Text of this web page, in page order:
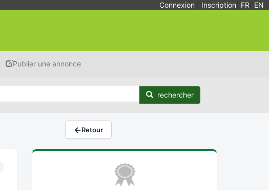
Connexion Inscription FR EN
Publier une annonce
rechercher
←Retour